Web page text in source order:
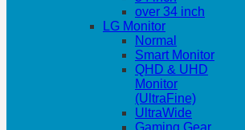
over 34 inch
LG Monitor
Normal
Smart Monitor
QHD & UHD
Monitor
(UltraFine)
UltraWide
Gaming Gear